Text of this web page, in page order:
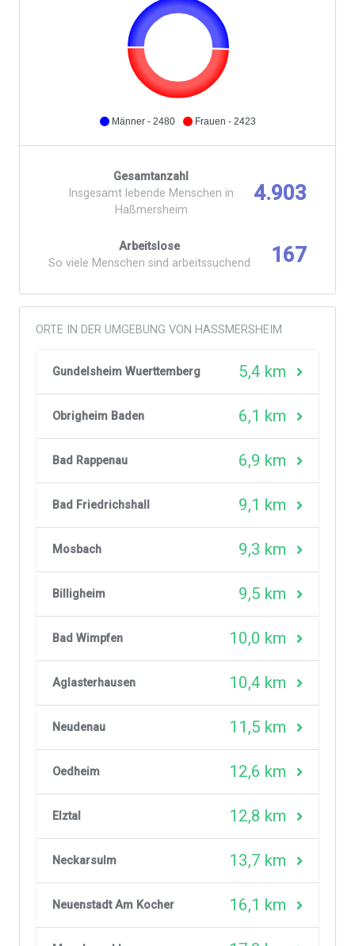
Männer - 2480 Frauen - 2423
Gesamtanzahl
Insgesamt lebende Menschen in
Haßmersheim
4.903
Arbeitslose
So viele Menschen sind arbeitssuchend
167
ORTE IN DER UMGEBUNG VON HASSMERSHEIM
Gundelsheim Wuerttemberg 5,4 km
Obrigheim Baden 6,1 km
Bad Rappenau 6,9 km
Bad Friedrichshall 9,1 km
Mosbach 9,3 km
Billigheim 9,5 km
Bad Wimpfen 10,0 km
Aglasterhausen 10,4 km
Neudenau 11,5 km
Oedheim 12,6 km
Elztal 12,8 km
Neckarsulm 13,7 km
Neuenstadt Am Kocher 16,1 km